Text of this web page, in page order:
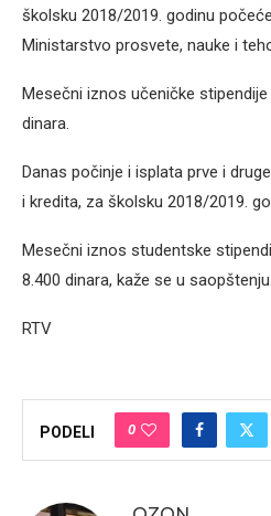
školsku 2018/2019. godinu
Ministarstvo prosvete, nauke i
Mesečni iznos učeničke
dinara.
Danas počinje i isplata prve i
i kredita, za školsku 2018/2019.
Mesečni iznos studentske
8.400 dinara, kaže se u saopštenju.
RTV
PODELI 0